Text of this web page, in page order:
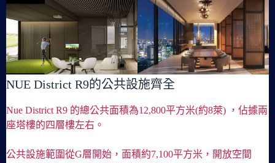
NUE District R9的公共設施齊全
Nue District R9 的總公共面積為12,800平方米(約8萊) ，佔據兩
座塔樓的四層樓左右。
公共設施範圍從G層開始，面積約7,100平方米，開放空間